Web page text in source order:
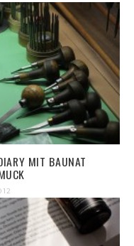
MIT BAUNAT